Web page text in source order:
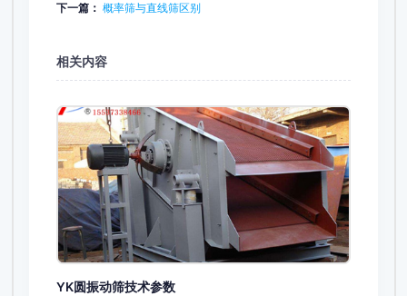
下一篇： 概率筛与直线筛区别
相关内容
YK圆振动筛技术参数